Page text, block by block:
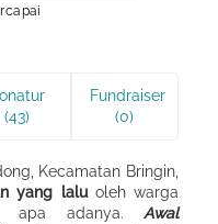
(43)
Fundraiser
(0)
Kecamatan Bringin,
yang laluoleh warga
apa adanya. Awal